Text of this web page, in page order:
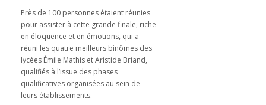
Près de 100 personnes étaient réunies
pour assister à cette grande finale, riche
en éloquence et en émotions, qui a
réuni les quatre meilleurs binômes des
lycées Émile Mathis et Aristide Briand,
qualifiés à l’issue des phases
qualificatives organisées au sein de
leurs établissements.